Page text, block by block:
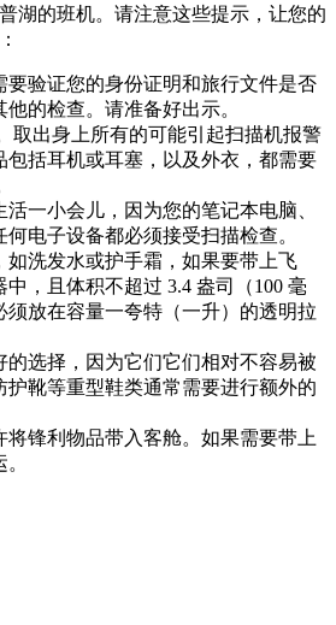
湖的班机。请注意这些提示，让您的
要验证您的身份证明和旅行文件是否
的检查。请准备好出示。
取出身上所有的可能引起扫描机报警
包括耳机或耳塞，以及外衣，都需要
一小会儿，因为您的笔记本电脑、
电子设备都必须接受扫描检查。
如洗发水或护手霜，如果要带上飞
，且体积不超过 3.4 盎司（100 毫
须放在容量一夸特（一升）的透明拉
的选择，因为它们它们相对不容易被
护靴等重型鞋类通常需要进行额外的
将锋利物品带入客舱。如果需要带上